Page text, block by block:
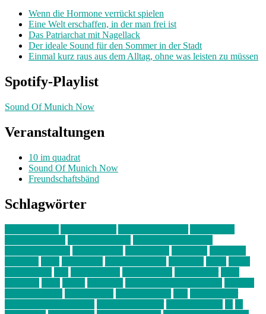
Wenn die Hormone verrückt spielen
Eine Welt erschaffen, in der man frei ist
Das Patriarchat mit Nagellack
Der ideale Sound für den Sommer in der Stadt
Einmal kurz raus aus dem Alltag, ohne was leisten zu müssen
Spotify-Playlist
Sound Of Munich Now
Veranstaltungen
10 im quadrat
Sound Of Munich Now
Freundschaftsbänd
Schlagwörter